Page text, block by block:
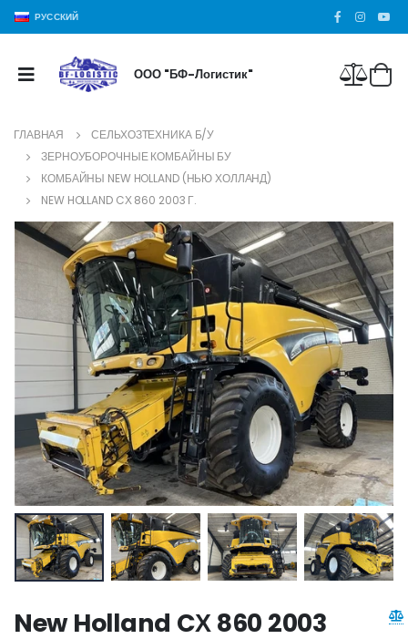
РУССКИЙ
ООО "БФ-Логистик"
ГЛАВНАЯ
СЕЛЬХОЗТЕХНИКА Б/У
ЗЕРНОУБОРОЧНЫЕ КОМБАЙНЫ БУ
КОМБАЙНЫ NEW HOLLAND (НЬЮ ХОЛЛАНД)
NEW HOLLAND CХ 860 2003 Г.
New Holland CХ 860 2003